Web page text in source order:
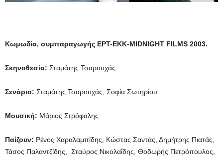
Κωμωδία, συμπαραγωγής ΕΡΤ-ΕΚΚ-MIDNIGHT FILMS 2003.
Σκηνοθεσία: Σταμάτης Τσαρουχάς.
Σενάριο: Σταμάτης Τσαρουχάς, Σοφία Σωτηρίου.
Μουσική: Μάριος Στρόφαλης.
Παίζουν: Ρένος Χαραλαμπίδης, Κώστας Σαντάς, Δημήτρης Πιατάς,
Τάσος Παλαντζίδης, Σταύρος Νικολαΐδης, Θοδωρής Πετρόπουλος,